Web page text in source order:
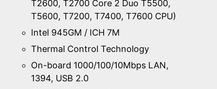
T2600, T2700 Core 2 Duo T5500,
T5600, T7200, T7400, T7600 CPU)
Intel 945GM / ICH 7M
Thermal Control Technology
On-board 1000/100/10Mbps LAN,
1394, USB 2.0